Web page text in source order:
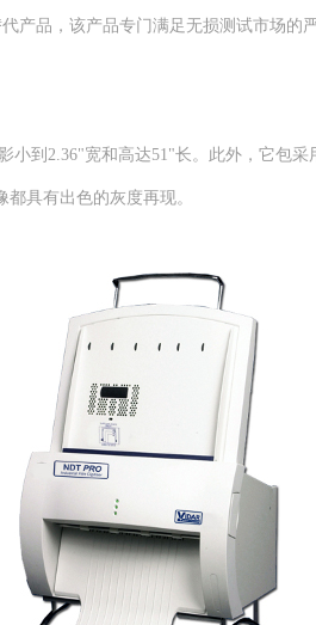
产品，该产品专门满足无损测试市场
小到2.36"宽和高达51"长。此外，它包
具有出色的灰度再现。